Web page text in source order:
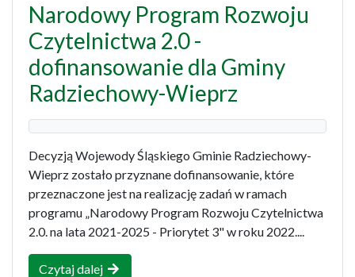
Narodowy Program Rozwoju
Czytelnictwa 2.0 -
dofinansowanie dla Gminy
Radziechowy-Wieprz
Decyzją Wojewody Śląskiego Gminie Radziechowy-
Wieprz zostało przyznane dofinansowanie, które
przeznaczone jest na realizację zadań w ramach
programu „Narodowy Program Rozwoju Czytelnictwa
2.0. na lata 2021-2025 - Priorytet 3" w roku 2022....
Czytaj dalej